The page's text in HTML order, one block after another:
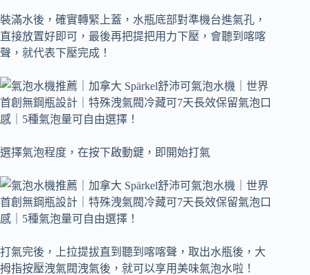
裝滿水後，確實轉緊上蓋，水瓶底部對準機台進氣孔，
直接放置好即可，最後再把提把用力下壓，會聽到喀喀
聲，就代表下壓完成！
選擇氣泡程度，在按下啟動鍵，即開始打氣
打氣完後，上拉提拔直到聽到喀喀聲，取出水瓶後，大
拇指按壓洩氣閥洩氣後，就可以享用美味氣泡水啦！